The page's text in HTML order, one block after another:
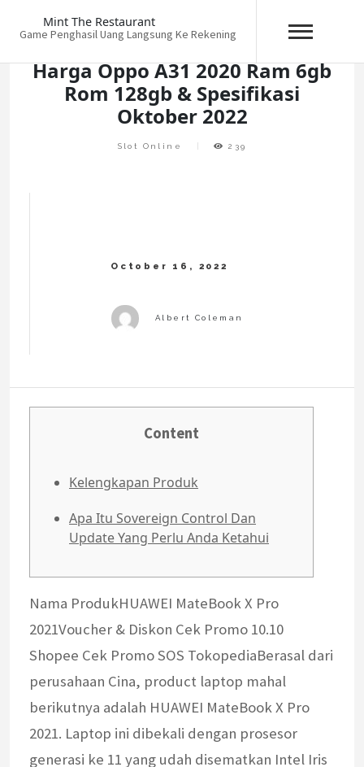
Mint The Restaurant
Game Penghasil Uang Langsung Ke Rekening
Harga Oppo A31 2020 Ram 6gb
Rom 128gb & Spesifikasi
Oktober 2022
Slot Online 239
Content
Kelengkapan Produk
Apa Itu Sovereign Control Dan
Update Yang Perlu Anda Ketahui
Nama ProdukHUAWEI MateBook X Pro
2021Voucher & Diskon Cek Promo 10.10
Shopee Cek Promo SOS TokopediaBerasal dari
perusahaan Cina, product laptop mahal
berikutnya adalah HUAWEI MateBook X Pro
2021. Laptop ini dibekali dengan prosesor
generasi ke 11 yang udah disematkan Intel Iris